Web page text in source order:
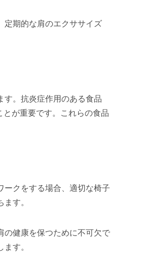
定期的な肩のエクササイズ
す。抗炎症作用のある食品
が重要です。これらの食品
ークをする場合、適切な椅子
す。
の健康を保つために不可欠で
す。